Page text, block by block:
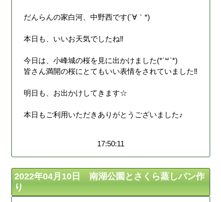
だんらんの家白河、中野西です(´∀｀*)
本日も、いいお天気でしたね‼︎
今日は、小峰城の桜を見に出かけました(*´꒳`*)
皆さん満開の桜にとてもいい表情をされていました‼︎
明日も、お出かけしてきます☆
本日もご利用いただきありがとうございました♪
17:50:11
2022年04月10日 南湖公園とさくら蒸しパン作
り